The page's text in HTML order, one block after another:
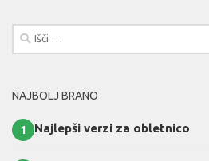
Išči:
NAJBOLJ BRANO
1 Najlepši verzi za obletnico